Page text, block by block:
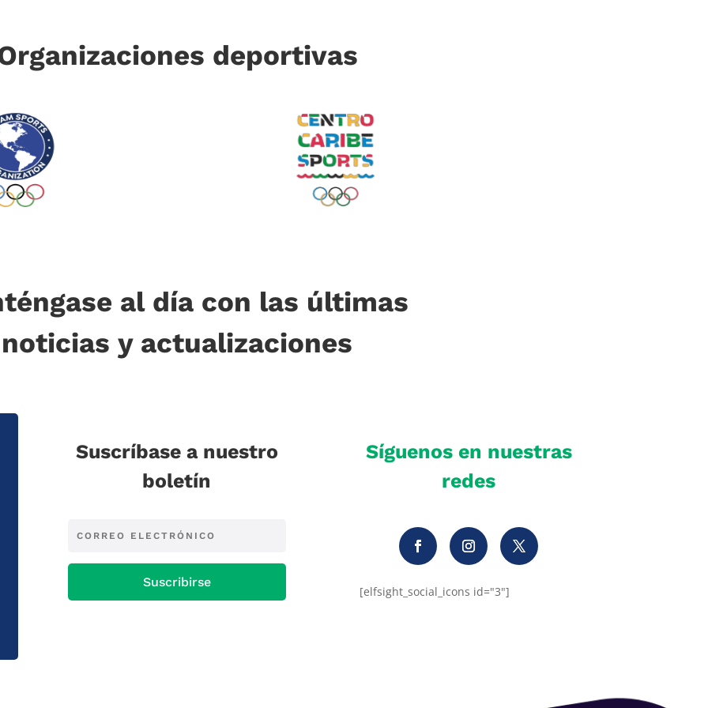
deportivas
al día con las últimas
noticias y actualizaciones
Suscríbase a nuestro
boletín
Suscribirse
Síguenos en nuestras
redes
[elfsight_social_icons id="3"]